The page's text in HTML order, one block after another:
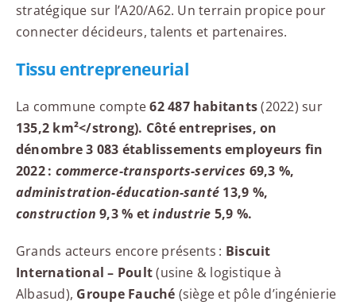
stratégique sur l’A20/A62. Un terrain propice pour
connecter décideurs, talents et partenaires.
Tissu entrepreneurial
La commune compte62 487 habitants(2022) sur
135,2 km²</strong). Côté entreprises, on
dénombre3 083 établissements employeurs fin
2022 : commerce-transports-services 69,3 %,
administration-éducation-santé 13,9 %,
construction 9,3 % etindustrie 5,9 %.
Grands acteurs encore présents : Biscuit
International – Poult(usine & logistique à
Albasud), Groupe Fauché (siège et pôle d’ingénierie